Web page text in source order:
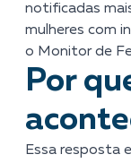
notificadas
mulheres com
o Monitor de
Por
Essa resposta